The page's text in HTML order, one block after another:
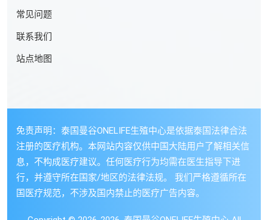
常见问题
联系我们
站点地图
免责声明：泰国曼谷ONELIFE生殖中心是依据泰国法律合法
注册的医疗机构。本网站内容仅供中国大陆用户了解相关信
息，不构成医疗建议。任何医疗行为均需在医生指导下进
行，并遵守所在国家/地区的法律法规。 我们严格遵循所在
国医疗规范，不涉及国内禁止的医疗广告内容。